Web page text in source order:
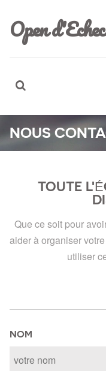
Open
NOUS
TOUTE
Que ce soit pour
aider à organiser
utiliser
NOM